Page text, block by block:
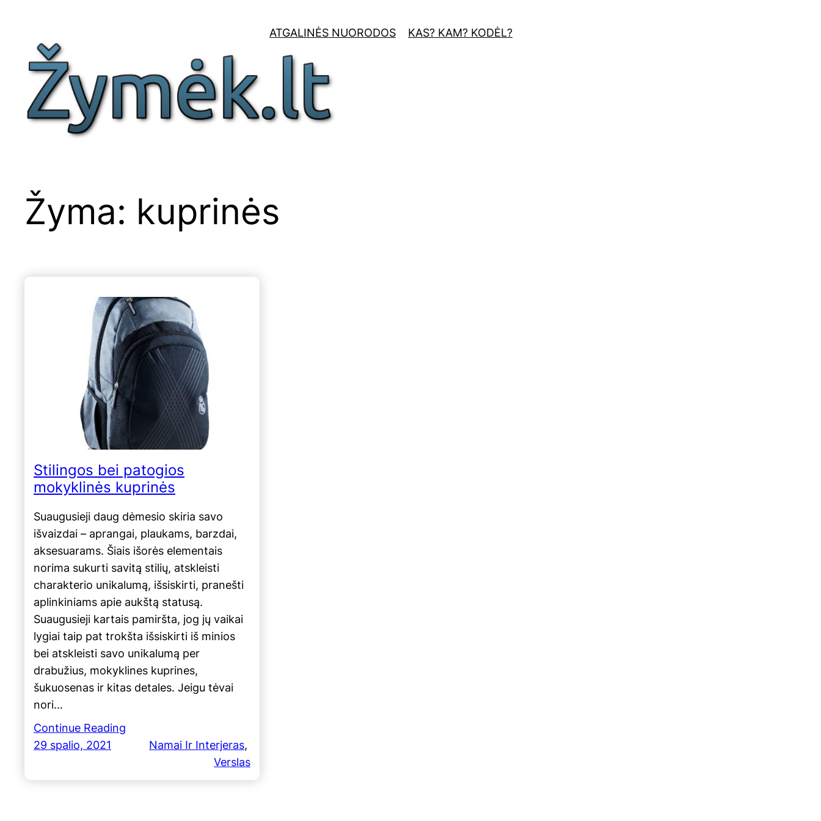
turinio
ATGALINĖS NUORODOS KAS? KAM? KODĖL?
Žyma: kuprinės
Stilingos bei patogios
mokyklinės kuprinės
Suaugusieji daug dėmesio skiria savo
išvaizdai – aprangai, plaukams, barzdai,
aksesuarams. Šiais išorės elementais
norima sukurti savitą stilių, atskleisti
charakterio unikalumą, išsiskirti, pranešti
aplinkiniams apie aukštą statusą.
Suaugusieji kartais pamiršta, jog jų vaikai
lygiai taip pat trokšta išsiskirti iš minios
bei atskleisti savo unikalumą per
drabužius, mokyklines kuprines,
šukuosenas ir kitas detales. Jeigu tėvai
nori…
Continue Reading
29 spalio, 2021
Namai Ir Interjeras
Verslas